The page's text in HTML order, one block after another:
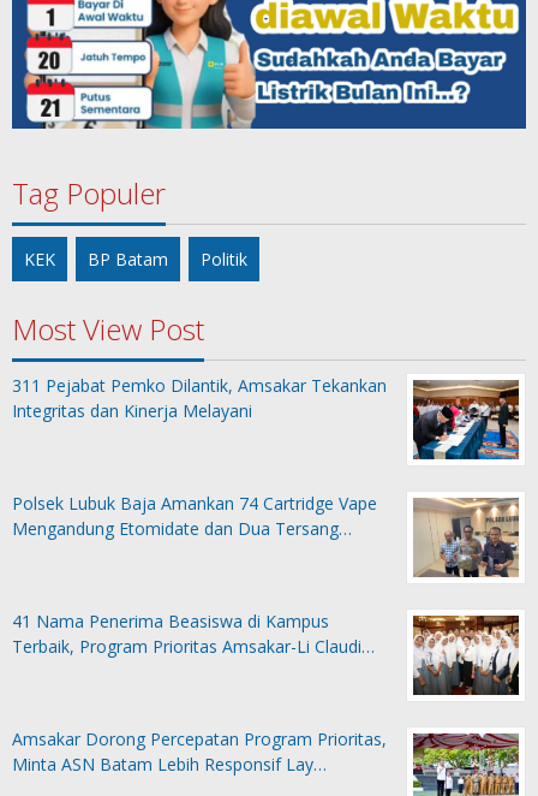
Tag Populer
KEK BP Batam Politik
Most View Post
311 Pejabat Pemko Dilantik, Amsakar Tekankan
Integritas dan Kinerja Melayani
Polsek Lubuk Baja Amankan 74 Cartridge Vape
Mengandung Etomidate dan Dua Tersang…
41 Nama Penerima Beasiswa di Kampus
Terbaik, Program Prioritas Amsakar-Li Claudi…
Amsakar Dorong Percepatan Program Prioritas,
Minta ASN Batam Lebih Responsif Lay…